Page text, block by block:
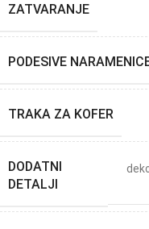
ZATVARANJE
PODESIVE
TRAKA ZA KOFER
DODATNI
DETALJI